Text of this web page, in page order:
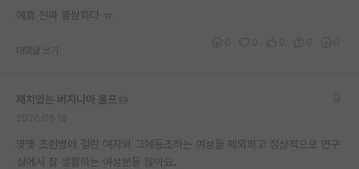
에휴 진짜 불쌍하다 ㅠ
대댓글 쓰기
재치있는 버지니아 울프
몇몇 조헌병에 걸린 여자와 그에동조하는 여성들 제외하고 정상적으로 연구
실에서 잘 생활하는 여성분동 많아요.